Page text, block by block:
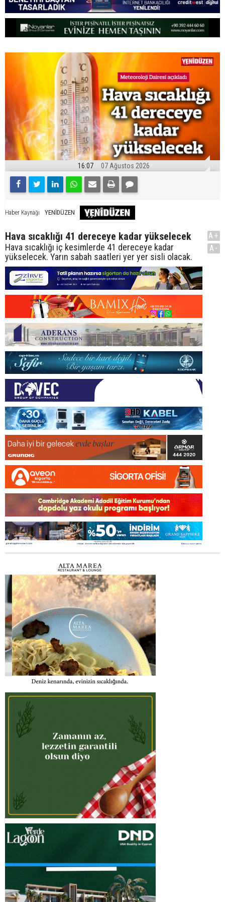
16:07 07 Ağustos 2026
Haber Kaynağı YENİDÜZEN
Hava sıcaklığı 41 dereceye kadar yükselecek
Hava sıcaklığı iç kesimlerde 41 dereceye kadar
yükselecek. Yarın sabah saatleri yer yer sisli olacak.
A+
A-